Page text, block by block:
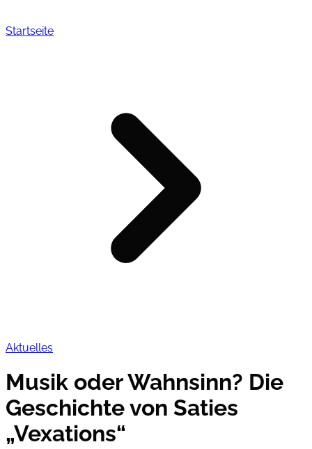
Startseite
Aktuelles
Musik oder Wahnsinn? Die
Geschichte von Saties
„Vexations“